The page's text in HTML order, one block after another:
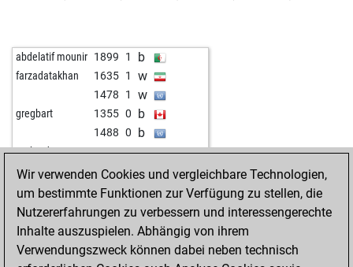
abdelatif mounir 1899 1 b
farzadatakhan 1635 1 w
1478 1 w
gregbart 1355 0 b
1488 0 b
gerhardt1935 1329 0 w
1815 0 b
1580 0 w
Wir verwenden Cookies und vergleichbare Technologien,
um bestimmte Funktionen zur Verfügung zu stellen, die
Nutzererfahrungen zu verbessern und interessengerechte
Inhalte auszuspielen. Abhängig von ihrem
Verwendungszweck können dabei neben technisch